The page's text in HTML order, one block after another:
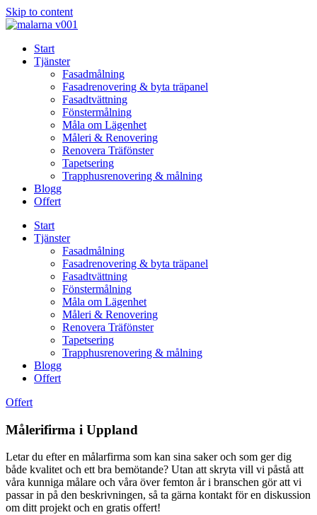
Skip to content
Start
Tjänster
Fasadmålning
Fasadrenovering & byta träpanel
Fasadtvättning
Fönstermålning
Måla om Lägenhet
Måleri & Renovering
Renovera Träfönster
Tapetsering
Trapphusrenovering & målning
Blogg
Offert
Start
Tjänster
Fasadmålning
Fasadrenovering & byta träpanel
Fasadtvättning
Fönstermålning
Måla om Lägenhet
Måleri & Renovering
Renovera Träfönster
Tapetsering
Trapphusrenovering & målning
Blogg
Offert
Offert
Målerifirma i Uppland
Letar du efter en målarfirma som kan sina saker och som ger dig
både kvalitet och ett bra bemötande? Utan att skryta vill vi påstå att
våra kunniga målare och våra över femton år i branschen gör att vi
passar in på den beskrivningen, så ta gärna kontakt för en diskussion
om ditt projekt och en gratis offert!